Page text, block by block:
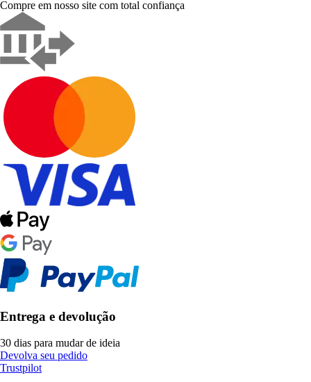
Compre em nosso site com total confiança
Entrega e devolução
30 dias para mudar de ideia
Devolva seu pedido
Trustpilot